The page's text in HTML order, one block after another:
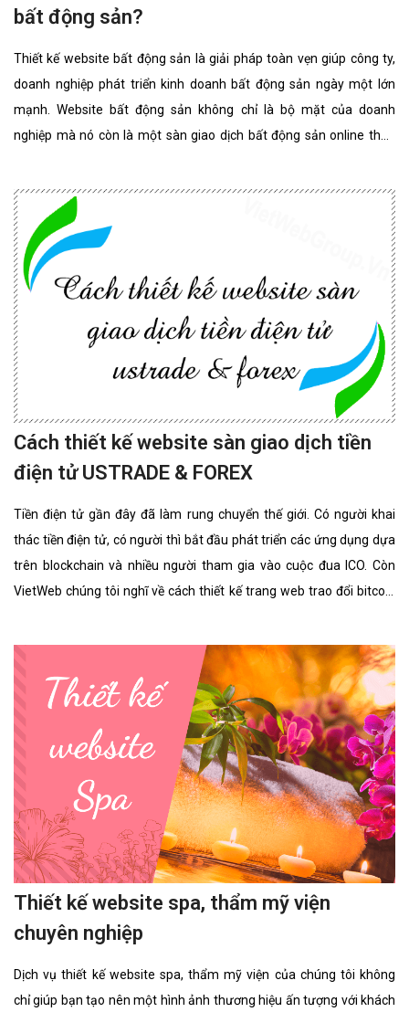
bất động sản?
Thiết kế website bất động sản là giải pháp toàn vẹn giúp công ty,
doanh nghiệp phát triển kinh doanh bất động sản ngày một lớn
mạnh. Website bất động sản không chỉ là bộ mặt của doanh
nghiệp mà nó còn là một sàn giao dịch bất động sản online thân
Cách thiết kế website sàn giao dịch tiền
điện tử USTRADE & FOREX
Tiền điện tử gần đây đã làm rung chuyển thế giới. Có người khai
thác tiền điện tử, có người thì bắt đầu phát triển các ứng dụng dựa
trên blockchain và nhiều người tham gia vào cuộc đua ICO. Còn
VietWeb chúng tôi nghĩ về cách thiết kế trang web trao đổi bitcoin
Thiết kế website spa, thẩm mỹ viện
chuyên nghiệp
Dịch vụ thiết kế website spa, thẩm mỹ viện của chúng tôi không
chỉ giúp bạn tạo nên một hình ảnh thương hiệu ấn tượng với khách